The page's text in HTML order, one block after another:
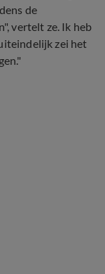
de
vertelt ze. Ik heb
zei het